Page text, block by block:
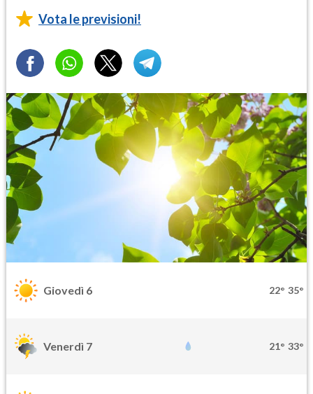
Vota le previsioni!
Giovedì 6 22° 35°
Venerdì 7 21° 33°